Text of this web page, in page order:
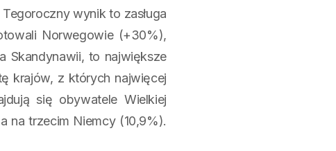
wynik to zasługa
Norwegowie (+30%),
Skandynawii, to największe
krajów, z których najwięcej
się obywatele Wielkiej
na trzecim Niemcy (10,9%).